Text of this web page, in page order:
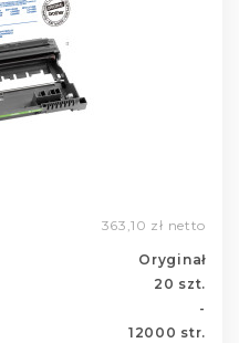
363,10 zł netto
Oryginał
20 szt.
-
12000 str.